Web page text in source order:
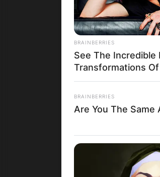
BRAINBERRIES
See The Incredible
Transformations
BRAINBERRIES
Are You The Same